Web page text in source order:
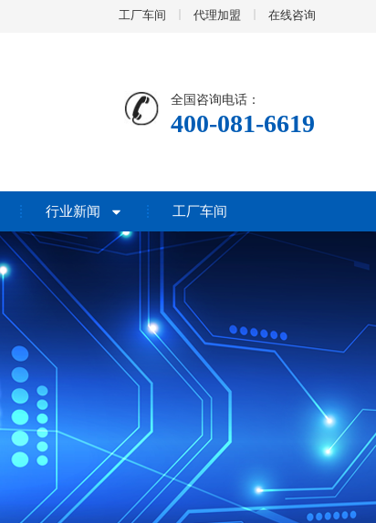
工厂车间 代理加盟 在线咨询
全国咨询电话：
400-081-6619
行业新闻 工厂车间